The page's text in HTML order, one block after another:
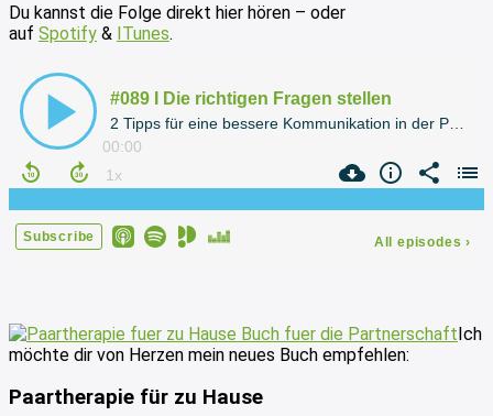
Du kannst die Folge direkt hier hören – oder
auf Spotify & ITunes.
Ich
möchte dir von Herzen mein neues Buch empfehlen:
Paartherapie für zu Hause